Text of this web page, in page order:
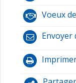
Voeux
Envoyer